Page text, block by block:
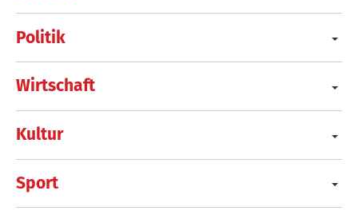
Politik
Wirtschaft
Kultur
Sport